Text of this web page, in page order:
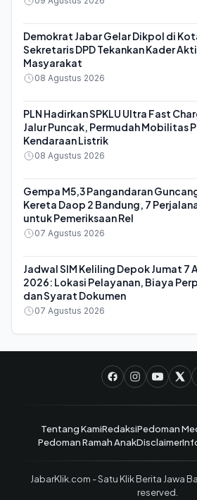
Demokrat Jabar Gelar Dikpol di
Sekretaris DPD Tekankan Kader
Masyarakat
08 Agustus 2026
PLN Hadirkan SPKLU Ultra Fast
Jalur Puncak, Permudah Mobilitas
Kendaraan Listrik
08 Agustus 2026
Gempa M5,3 Pangandaran
Kereta Daop 2 Bandung, 7
untuk Pemeriksaan Rel
07 Agustus 2026
Jadwal SIM Keliling Depok Jumat 7
2026: Lokasi Pelayanan, Biaya
dan Syarat Dokumen
07 Agustus 2026
Tentang KamiRedaksiPedoman
Pedoman Ramah AnakDisclaimer
JabarKlik.com - Satu Klik Berita Jawa
reserved.